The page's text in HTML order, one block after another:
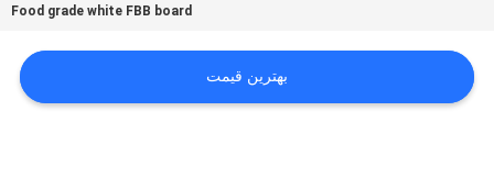
پرونده
ها
Food grade white FBB board
بهترین قیمت